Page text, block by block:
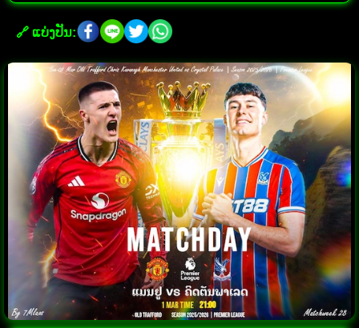
🔗 ແບ່ງປັນ: